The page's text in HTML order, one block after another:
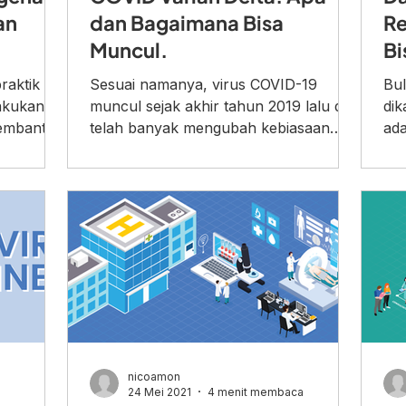
dan Bagaimana Bisa
Muncul.
Sesuai namanya, virus COVID-19
muncul sejak akhir tahun 2019 lalu dan
telah banyak mengubah kebiasaan
nicoamon
24 Mei 2021
4 menit membaca